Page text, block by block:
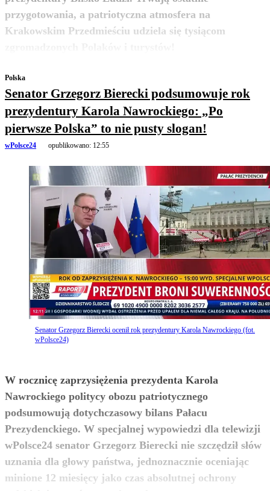
przygotowania, a patriotyczna atmosfera na
Krakowskim Przedmieściu udziela się tysiącom
zobacz więcej
Polska
Senator Grzegorz Bierecki podsumowuje rok
prezydentury Karola Nawrockiego: „Po
pierwsze Polska” to nie pusty slogan!
wPolsce24 opublikowano: 12:55
Senator Grzegorz Bierecki ocenił rok prezydentury Karola Nawrockiego (fot.
wPolsce24)
W rocznicę zaprzysiężenia prezydenta Karola
Nawrockiego politycy obozu patriotycznego
podsumowują dotychczasowy bilans Pałacu
Prezydenckiego. W specjalnej wypowiedzi dla telewizji
wPolsce24 senator Grzegorz Bierecki nie szczędził słów
uznania dla głowy państwa, jednoznacznie oceniając
minione 12 miesięcy jako czas absolutnej ochrony
zobacz więcej